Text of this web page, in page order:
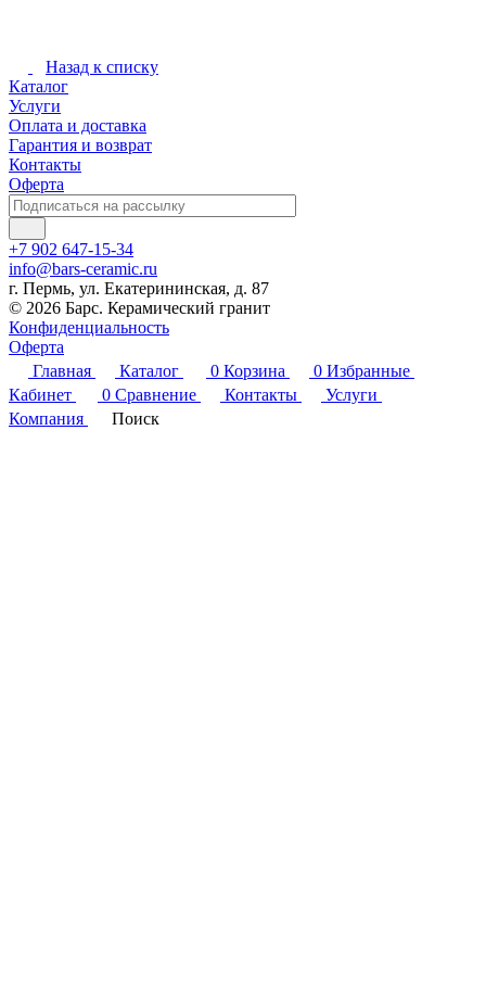
Назад к списку
Каталог
Услуги
Оплата и доставка
Гарантия и возврат
Контакты
Оферта
+7 902 647-15-34
info@bars-ceramic.ru
г. Пермь, ул. Екатерининская, д. 87
© 2026 Барс. Керамический гранит
Конфиденциальность
Оферта
Главная
Каталог 0 Корзина 0 Избранные
Кабинет
0 Сравнение Контакты
Услуги
Компания
Поиск